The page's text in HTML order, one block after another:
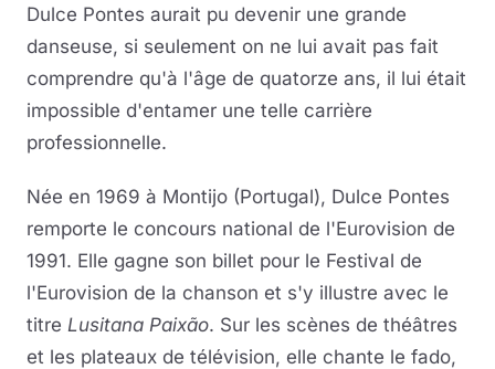
Dulce Pontes aurait pu devenir une grande
danseuse, si seulement on ne lui avait pas fait
comprendre qu'à l'âge de quatorze ans, il lui était
impossible d'entamer une telle carrière
professionnelle.
Née en 1969 à Montijo (Portugal), Dulce Pontes
remporte le concours national de l'Eurovision de
1991. Elle gagne son billet pour le Festival de
l'Eurovision de la chanson et s'y illustre avec le
titre Lusitana Paixão. Sur les scènes de théâtres
et les plateaux de télévision, elle chante le fado,